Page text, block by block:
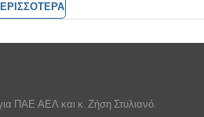
ΠΑΕ ΑΕΛ και κ. Ζήση Στυλιανό.